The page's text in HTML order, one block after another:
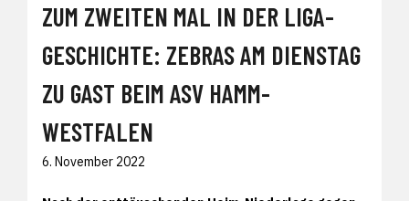
ZUM ZWEITEN MAL IN DER LIGA-
GESCHICHTE: ZEBRAS AM DIENSTAG
ZU GAST BEIM ASV HAMM-
WESTFALEN
6. November 2022